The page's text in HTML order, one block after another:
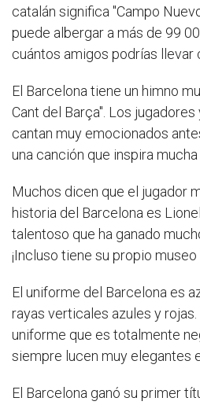
catalán significa "Campo
puede albergar a más de 99
cuántos amigos podrías llevar
El Barcelona tiene un himno
Cant del Barça". Los
cantan muy emocionados
una canción que inspira
Muchos dicen que el jugador
historia del Barcelona es
talentoso que ha ganado
¡Incluso tiene su propio
El uniforme del Barcelona es
rayas verticales azules y
uniforme que es totalmente
siempre lucen muy elegantes
El Barcelona ganó su primer